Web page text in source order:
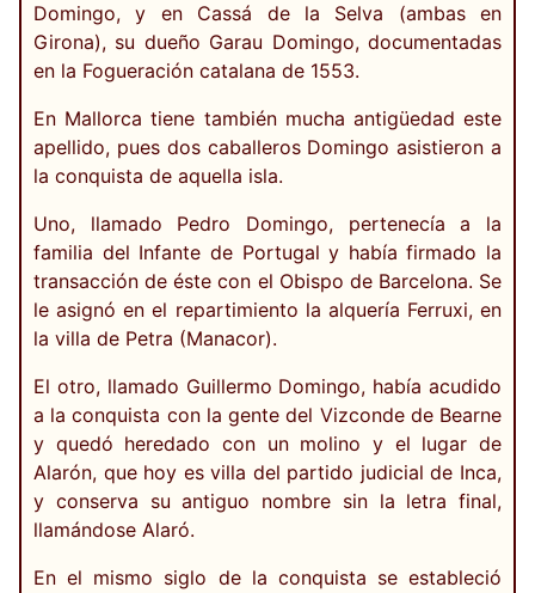
Domingo, y en Cassá de la Selva (ambas en
Girona), su dueño Garau Domingo, documentadas
en la Fogueración catalana de 1553.
En Mallorca tiene también mucha antigüedad este
apellido, pues dos caballeros Domingo asistieron a
la conquista de aquella isla.
Uno, llamado Pedro Domingo, pertenecía a la
familia del Infante de Portugal y había firmado la
transacción de éste con el Obispo de Barcelona. Se
le asignó en el repartimiento la alquería Ferruxi, en
la villa de Petra (Manacor).
El otro, llamado Guillermo Domingo, había acudido
a la conquista con la gente del Vizconde de Bearne
y quedó heredado con un molino y el lugar de
Alarón, que hoy es villa del partido judicial de Inca,
y conserva su antiguo nombre sin la letra final,
llamándose Alaró.
En el mismo siglo de la conquista se estableció